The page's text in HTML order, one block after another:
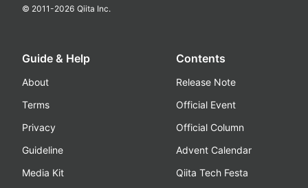
© 2011-2026 Qiita Inc.
Guide & Help
About
Terms
Privacy
Guideline
Media Kit
Contents
Release Note
Official Event
Official Column
Advent Calendar
Qiita Tech Festa